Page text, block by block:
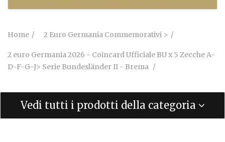
Home 2 Euro Germania Commemorativi >
2 euro Germania 2026 - Coincard Ufficiale BU x 5 Zecche A-
D-F-G-J> Serie Bundesländer II - Brema
Vedi tutti i prodotti della categoria